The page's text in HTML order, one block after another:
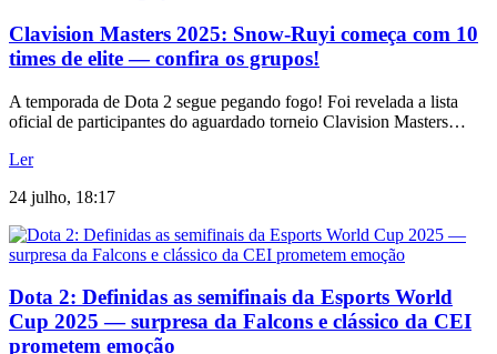
Clavision Masters 2025: Snow-Ruyi começa com 10
times de elite — confira os grupos!
A temporada de Dota 2 segue pegando fogo! Foi revelada a lista
oficial de participantes do aguardado torneio Clavision Masters…
Ler
24 julho, 18:17
Dota 2: Definidas as semifinais da Esports World
Cup 2025 — surpresa da Falcons e clássico da CEI
prometem emoção